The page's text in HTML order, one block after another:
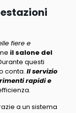
fiere e
il salone del
questi
conta. Il servizio
rapidi e
a un sistema